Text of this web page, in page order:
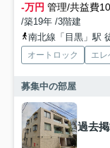
-万円 管理/共益費
/築19年 /3階建
南北線「目黒」駅
オートロック エレ
募集中の部屋
過去